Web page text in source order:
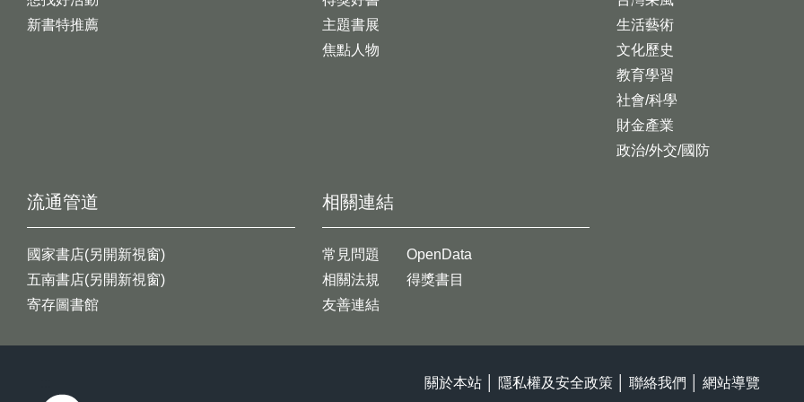
新書特推薦
生活藝術
文化歷史
教育學習
社會/科學
財金產業
政治/外交/國防
主題書展
焦點人物
流通管道
國家書店(另開新視窗)
五南書店(另開新視窗)
寄存圖書館
相關連結
常見問題
相關法規
友善連結
OpenData
得獎書目
關於本站 隱私權及安全政策 聯絡我們 網站導覽